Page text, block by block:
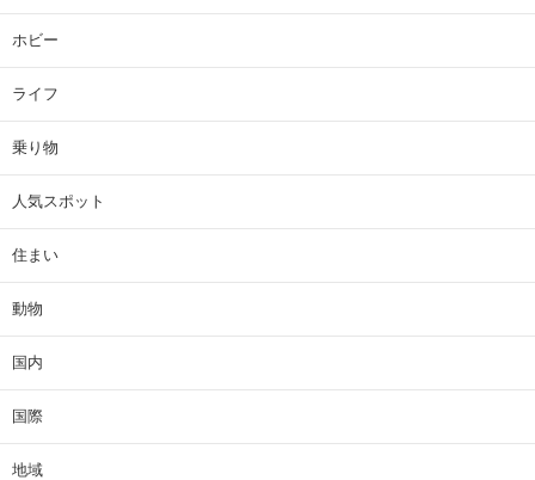
ホビー
ライフ
乗り物
人気スポット
住まい
動物
国内
国際
地域